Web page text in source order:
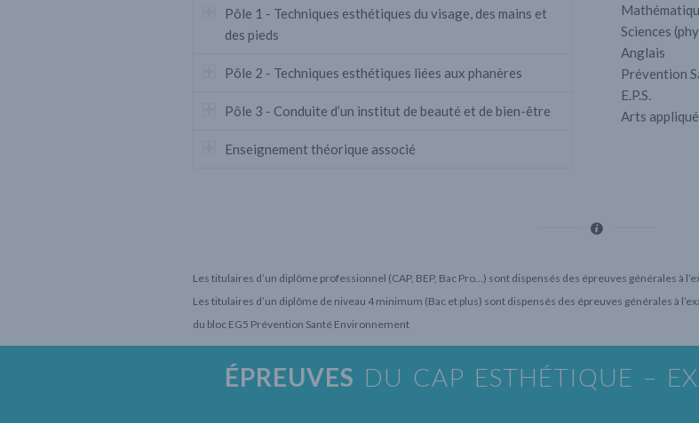
Pôle 1 - Techniques esthétiques du visage, des mains et
des pieds
Pôle 2 - Techniques esthétiques liées aux phanères
Pôle 3 - Conduite d’un institut de beauté et de bien-être
Enseignement théorique associé
Sciences
Anglais
Prévention
E.P.S.
Arts
Les titulaires d’un diplôme professionnel (CAP, BEP, Bac Pro…) sont dispensés des épreuves générales à
Les titulaires d’un diplôme de niveau 4 minimum (Bac et plus) sont dispensés des épreuves générales à
du bloc EG5 Prévention Santé Environnement
ÉPREUVES DU CAP ESTHÉTIQUE –